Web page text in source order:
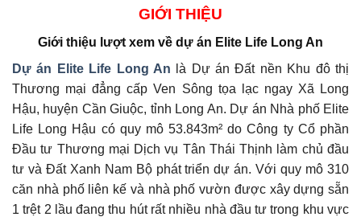
GIỚI THIỆU
Giới thiệu lượt xem về dự án Elite Life Long An
Dự án Elite Life Long An
là Dự án Đất nền Khu đô thị
Thương mại đẳng cấp Ven Sông tọa lạc ngay Xã Long
Hậu, huyện Cần Giuộc, tỉnh Long An. Dự án Nhà phố Elite
Life Long Hậu có quy mô 53.843m² do Công ty Cổ phần
Đầu tư Thương mại Dịch vụ Tân Thái Thịnh làm chủ đầu
tư và Đất Xanh Nam Bộ phát triển dự án. Với quy mô 310
căn nhà phố liên kế và nhà phố vườn được xây dựng sẵn
1 trệt 2 lầu đang thu hút rất nhiều nhà đầu tư trong khu vực